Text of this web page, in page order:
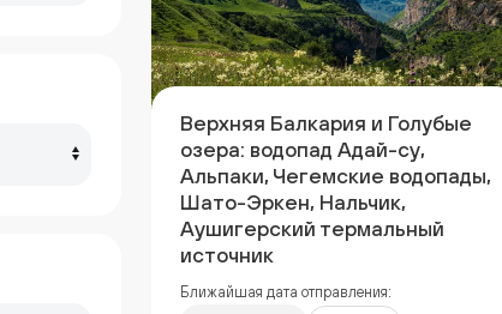
Верхняя Балкария и Голубые
озера: водопад Адай-су,
Альпаки, Чегемские водопады,
Шато-Эркен, Нальчик,
Аушигерский термальный
источник
Ближайшая дата отправления: